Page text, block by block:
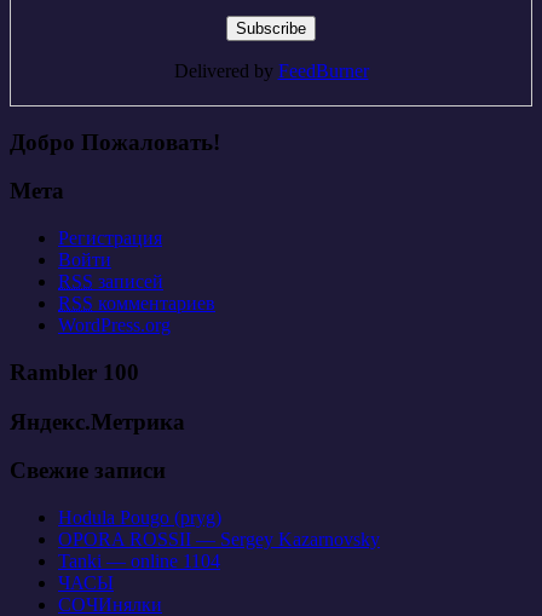
Delivered by FeedBurner
Добро Пожаловать!
Мета
Регистрация
Войти
RSS записей
RSS комментариев
WordPress.org
Rambler 100
Яндекс.Метрика
Свежие записи
Hodula Pougo (pryg)
OPORA ROSSII — Sergey Kazarnovsky
Tanki — online 1104
ЧАСЫ
СОЧИнялки